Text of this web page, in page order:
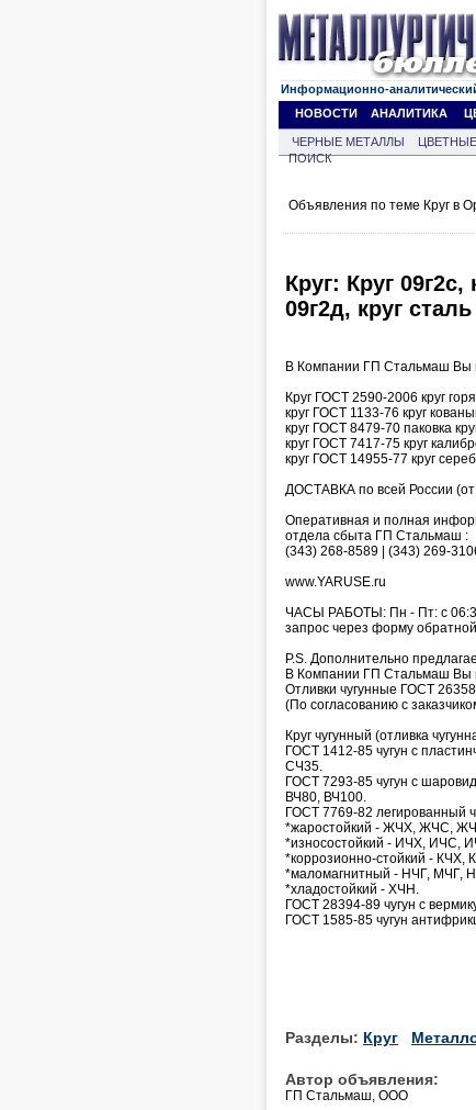
Информационно-
НОВОСТИ
АНАЛИТИКА
ЧЕРНЫЕ МЕТАЛЛЫ
ПОИСК
Объявления по теме Круг в
Круг: Круг 09г2с,
09г2д, круг
В Компании ГП Стальмаш Вы
Круг ГОСТ 2590-2006 круг
круг ГОСТ 1133-76 круг
круг ГОСТ 8479-70 паковка
круг ГОСТ 7417-75 круг
круг ГОСТ 14955-77 круг
ДОСТАВКА по всей России
Оперативная и полная
отдела сбыта ГП Стальмаш :
(343) 268-8589 | (343) 269-
www.YARUSE.ru
ЧАСЫ РАБОТЫ: Пн - Пт: с
запрос через форму
P.S. Дополнительно
В Компании ГП Стальмаш Вы
Отливки чугунные ГОСТ
(По согласованию с
Круг чугунный (отливка
ГОСТ 1412-85 чугун с
СЧ35.
ГОСТ 7293-85 чугун с
ВЧ80, ВЧ100.
ГОСТ 7769-82 легированный
*жаростойкий - ЖЧХ, ЖЧС,
*износостойкий - ИЧХ, ИЧС,
*коррозионно-стойкий - КЧХ,
*маломагнитный - НЧГ, МЧГ,
*хладостойкий - ХЧН.
ГОСТ 28394-89 чугун с
ГОСТ 1585-85 чугун
Разделы: Круг
Автор объявления:
ГП Стальмаш, ООО